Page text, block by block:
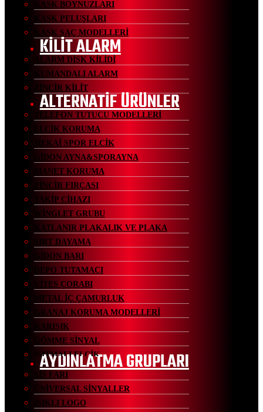
KASK BOYNUZLARI
KASK PELUŞLARI
KASK SAÇ MODELLERİ
KİLİT ALARM
ALARM DİSK KİLİDİ
KUMANDALI ALARM
ZİNCİR KİLİT
ALTERNATİF ÜRÜNLER
TELEFON TUTUCU MODELLERİ
ELCİK KORUMA
JİEKAİ SPOR ELCİK
GİDON AYNA&SPORAYNA
MANET KORUMA
ZİNCİR FIRÇASI
TAKİP CİHAZI
WİNGLET GRUBU
KATLANIR PLAKALIK VE PLAKA
SIRT DAYAMA
GİDON BARI
DEPO TUTAMACI
VİTES ÇORABI
METAL İÇ ÇAMURLUK
GRANAJ KORUMA MODELLERİ
KARIŞIK
GÖMME SİNYAL
ISITMALI ELCİK
AYDINLATMA GRUPLARI
SİS FARI
ÜNİVERSAL SİNYALLER
IŞIKLI LOGO